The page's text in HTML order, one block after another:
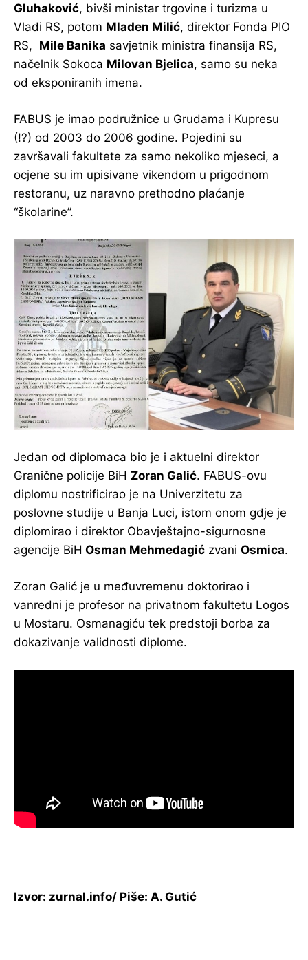
Gluhaković, bivši ministar trgovine i turizma u
Vladi RS, potom Mladen Milić, direktor Fonda PIO
RS, Mile Banika savjetnik ministra finansija RS,
načelnik Sokoca Milovan Bjelica, samo su neka
od eksponiranih imena.
FABUS je imao podružnice u Grudama i Kupresu
(!?) od 2003 do 2006 godine. Pojedini su
završavali fakultete za samo nekoliko mjeseci, a
ocjene su im upisivane vikendom u prigodnom
restoranu, uz naravno prethodno plaćanje
“školarine”.
Jedan od diplomaca bio je i aktuelni direktor
Granične policije BiH Zoran Galić. FABUS-ovu
diplomu nostrificirao je na Univerzitetu za
poslovne studije u Banja Luci, istom onom gdje je
diplomirao i direktor Obavještajno-sigurnosne
agencije BiH Osman Mehmedagić zvani Osmica.
Zoran Galić je u međuvremenu doktorirao i
vanredni je profesor na privatnom fakultetu Logos
u Mostaru. Osmanagiću tek predstoji borba za
dokazivanje validnosti diplome.
Izvor: zurnal.info/ Piše: A. Gutić